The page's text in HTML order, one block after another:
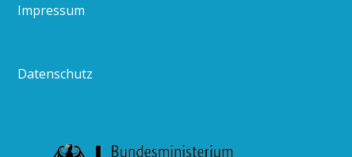
Impressum
Datenschutz